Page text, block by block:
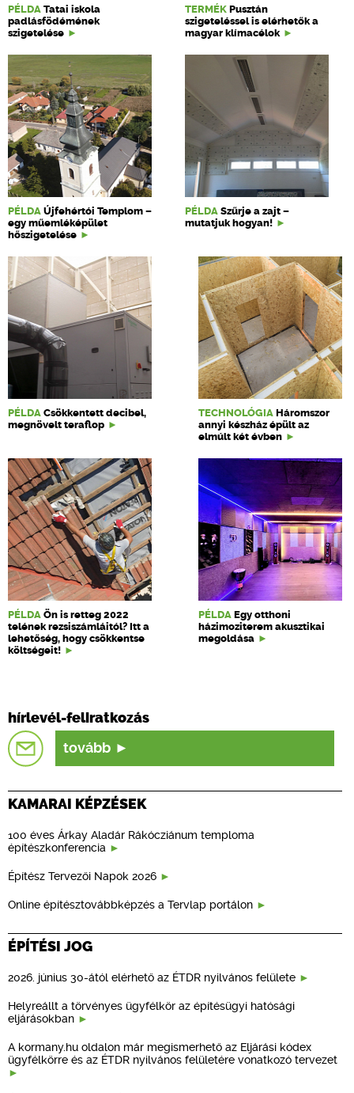
PÉLDA Tatai iskola
padlásfödémének
szigetelése
TERMÉK Pusztán
szigeteléssel is elérhetők a
magyar klímacélok
PÉLDA Újfehértói Templom –
egy műemléképület
hőszigetelése
PÉLDA Szűrje a zajt –
mutatjuk hogyan!
PÉLDA Csökkentett decibel,
megnövelt teraflop
TECHNOLÓGIA Háromszor
annyi készház épült az
elmúlt két évben
PÉLDA Ön is retteg 2022
telének rezsiszámláitól? Itt a
lehetőség, hogy csökkentse
költségeit!
PÉLDA Egy otthoni
házimoziterem akusztikai
megoldása
hírlevél-feliratkozás
tovább
KAMARAI KÉPZÉSEK
100 éves Árkay Aladár Rákócziánum temploma
építészkonferencia
Építész Tervezői Napok 2026
Online építésztovábbképzés a Tervlap portálon
ÉPÍTÉSI JOG
2026. június 30-ától elérhető az ÉTDR nyilvános felülete
Helyreállt a törvényes ügyfélkör az építésügyi hatósági
eljárásokban
A kormany.hu oldalon már megismerhető az Eljárási kódex
ügyfélkörre és az ÉTDR nyilvános felületére vonatkozó tervezet